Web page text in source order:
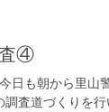
査④
日も朝から里山
査道づくりを